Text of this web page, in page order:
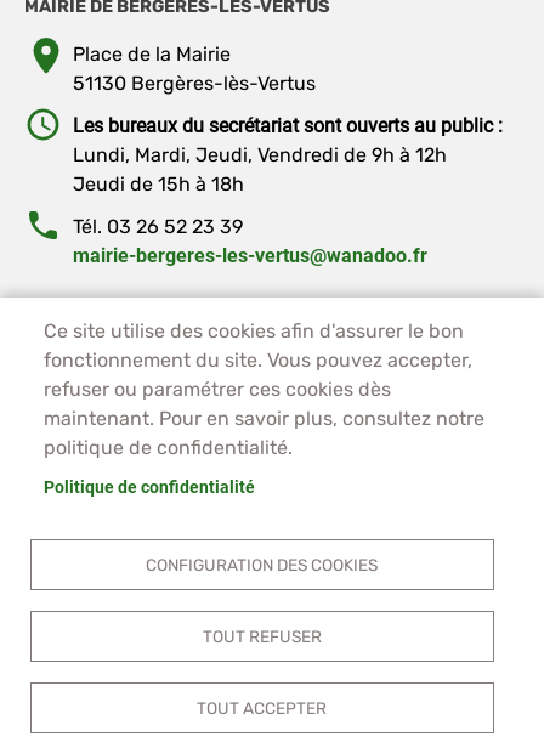
MAIRIE DE BERGÈRES-LÈS-VERTUS
Place de la Mairie
51130 Bergères-lès-Vertus
Les bureaux du secrétariat sont ouverts au public :
Lundi, Mardi, Jeudi, Vendredi de 9h à 12h
Jeudi de 15h à 18h
Tél. 03 26 52 23 39
mairie-bergeres-les-vertus@wanadoo.fr
Ce site utilise des cookies afin d'assurer le bon
fonctionnement du site. Vous pouvez accepter,
refuser ou paramétrer ces cookies dès
maintenant. Pour en savoir plus, consultez notre
politique de confidentialité.
Politique de confidentialité
CONFIGURATION DES COOKIES
TOUT REFUSER
TOUT ACCEPTER
PIED DE PAGE - BERGÈRES-LES-VERTUS
ACCUEIL
PLAN DU SITE
CONTACT
MENTIONS LÉGALES
DONNÉES PERSONNELLES
ACCESSIBILITÉ